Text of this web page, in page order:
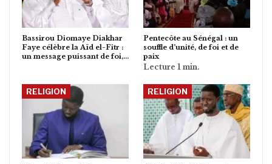
Bassirou Diomaye Diakhar
Faye célèbre la Aïd el-Fitr :
un message puissant de foi,…
Pentecôte au Sénégal : un
souffle d’unité, de foi et de
paix
RELIGION RELIGION